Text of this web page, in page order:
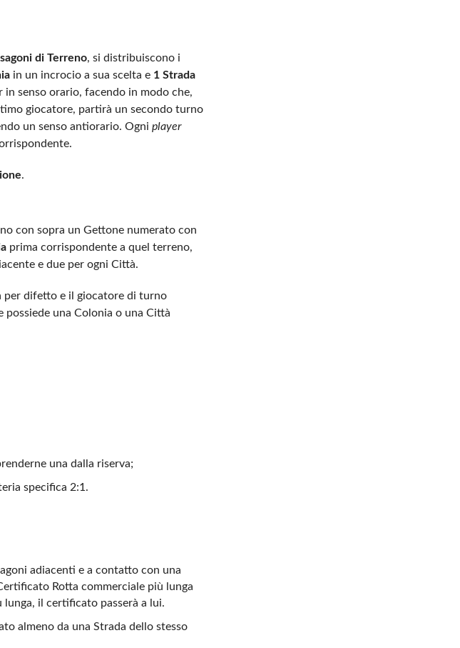
di Terreno, si distribuiscono i
in un incrocio a sua scelta e 1 Strada
senso orario, facendo in modo che,
giocatore, partirà un secondo turno
un senso antiorario. Ogni player
.
con sopra un Gettone numerato con
prima corrispondente a quel terreno,
e due per ogni Città.
per difetto e il giocatore di turno
una Colonia o una Città
una dalla riserva;
specifica 2:1.
adiacenti e a contatto con una
Rotta commerciale più lunga
il certificato passerà a lui.
almeno da una Strada dello stesso